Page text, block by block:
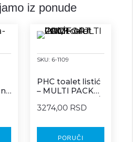
iz ponude
SKU: 6-1109
PHC toalet listić
– MULTI PACK
3274,00 RSD
PORUČI